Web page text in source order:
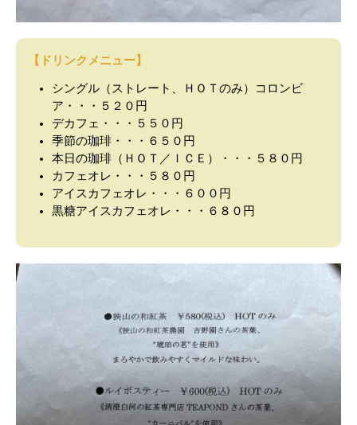
【ドリンクメニュー】
シングル（ストレート、ＨＯＴのみ）コロンビ
ア・・・５２０円
デカフェ・・・５５０円
季節の珈琲・・・６５０円
本日の珈琲（ＨＯＴ／ＩＣＥ）・・・５８０円
カフェオレ・・・５８０円
アイスカフェオレ・・・６００円
黒糖アイスカフェオレ・・・６８０円